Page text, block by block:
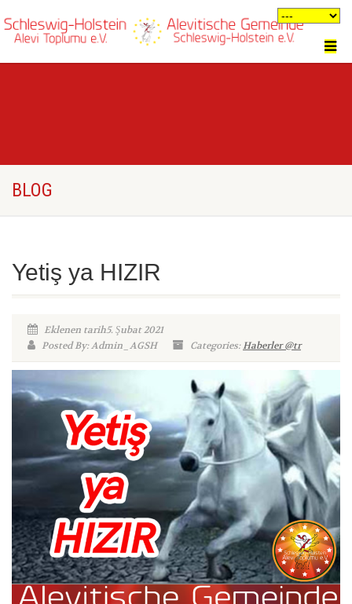
BLOG
Yetiş ya HIZIR
Eklenen tarih5. Şubat 2021
Posted By: Admin_AGSH
Categories:Haberler @tr